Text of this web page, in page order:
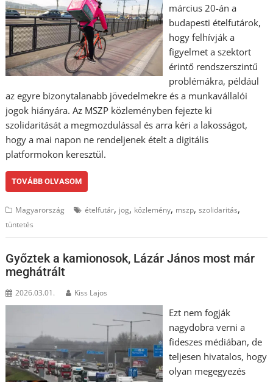
március 20-án a
budapesti ételfutárok,
hogy felhívják a
figyelmet a szektort
érintő rendszerszintű
problémákra, például
az egyre bizonytalanabb jövedelmekre és a munkavállalói
jogok hiányára. Az MSZP közleményben fejezte ki
szolidaritását a megmozdulással és arra kéri a lakosságot,
hogy a mai napon ne rendeljenek ételt a digitális
platformokon keresztül.
TOVÁBB OLVASOM
Magyarország ételfutár, jog, közlemény, mszp,szolidaritás,
tüntetés
Győztek a kamionosok, Lázár János most már
meghátrált
2026.03.01. Kiss Lajos
Ezt nem fogják
nagydobra verni a
fideszes médiában, de
teljesen hivatalos, hogy
olyan megegyezés